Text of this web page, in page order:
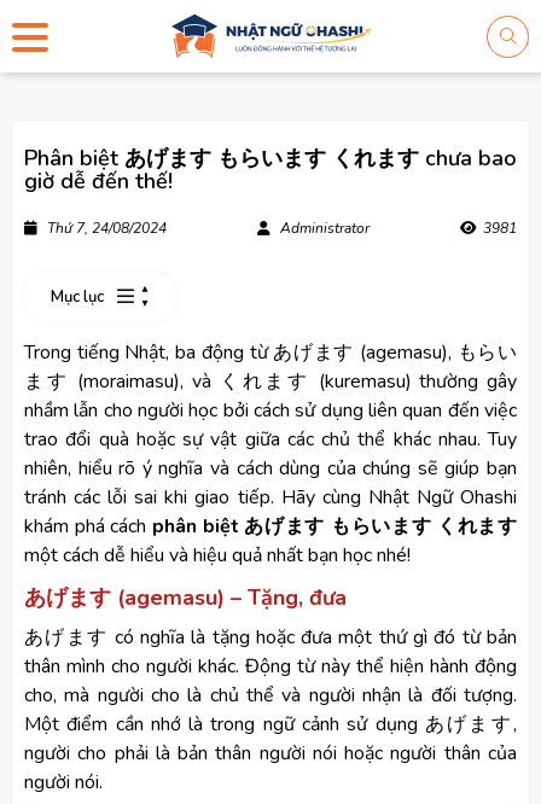
Phân biệt あげます もらいます くれます chưa bao
giờ dễ đến thế!
Thứ 7, 24/08/2024 Administrator 3981
Mục lục
Trong tiếng Nhật, ba động từ あげます (agemasu), もらい
ます (moraimasu), và くれます (kuremasu) thường gây
nhầm lẫn cho người học bởi cách sử dụng liên quan đến việc
trao đổi quà hoặc sự vật giữa các chủ thể khác nhau. Tuy
nhiên, hiểu rõ ý nghĩa và cách dùng của chúng sẽ giúp bạn
tránh các lỗi sai khi giao tiếp. Hãy cùng Nhật Ngữ Ohashi
khám phá cách phân biệt あげます もらいます くれます
một cách dễ hiểu và hiệu quả nhất bạn học nhé!
あげます (agemasu) – Tặng, đưa
あげます có nghĩa là tặng hoặc đưa một thứ gì đó từ bản
thân mình cho người khác. Động từ này thể hiện hành động
cho, mà người cho là chủ thể và người nhận là đối tượng.
Một điểm cần nhớ là trong ngữ cảnh sử dụng あげます,
người cho phải là bản thân người nói hoặc người thân của
người nói.